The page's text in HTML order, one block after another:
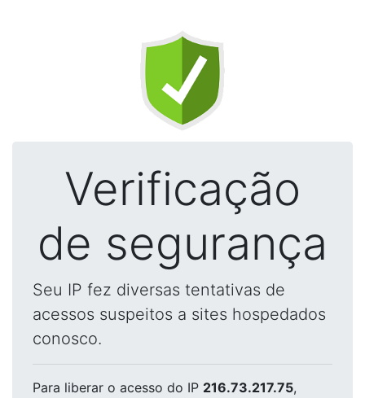
Verificação
de segurança
Seu IP fez diversas tentativas de
acessos suspeitos a sites hospedados
conosco.
Para liberar o acesso do IP 216.73.217.75,